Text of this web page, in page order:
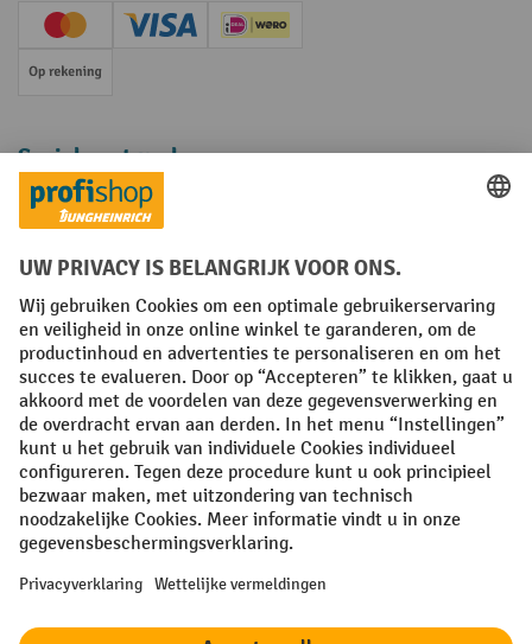
Creditcard (Master)Creditcard (Visa)iDEAL | Wero
Op rekening
Sociale netwerken
Facebook
YouTube
LinkedInInstagram
Algemene leveringsvoorwaarden Copyright
Privacyverklaring Privacy Instellingen
All prices excl. VAT plusshipping costs and possible delivery charges,
if not stated otherwise.
¹ De korting is geldig zolang de voorraad strekt. De korting is niet van
toepassing op speciale prijzen. Een combinatie met andere
procentuele kortingen of vouchers is niet mogelijk. | ² De korting
nieuwsbrief. De voucher is 10 dagen geldig en kan online worden
korting varieert per productcategorie en is maximaal 10%. Elektrische